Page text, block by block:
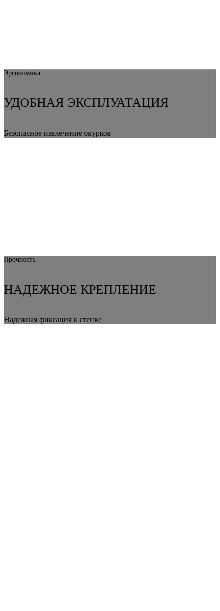
Эргономика
УДОБНАЯ ЭКСПЛУАТАЦИЯ
Безопасное извлечение окурков
Прочность
НАДЕЖНОЕ КРЕПЛЕНИЕ
Надежная фиксация к стенке